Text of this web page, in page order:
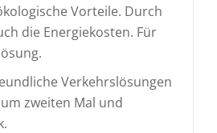
Vorteile. Durch
die Energiekosten. Für
Verkehrslösungen
zweiten Mal und